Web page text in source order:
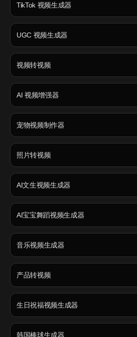
TikTok 视频生成器
UGC 视频生成器
视频转视频
AI 视频增强器
宠物视频制作器
照片转视频
AI文生视频生成器
AI宝宝舞蹈视频生成器
音乐视频生成器
产品转视频
生日祝福视频生成器
韩国棒球生成器